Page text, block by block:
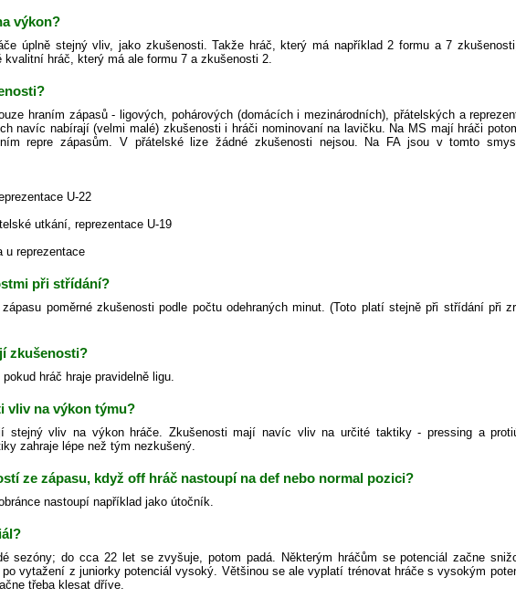
výkon?
úplně stejný vliv, jako zkušenosti. Takže hráč, který má například 2 formu a 7
hráč, který má ale formu 7 a zkušenosti 2.
hraním zápasů - ligových, pohárových (domácích i mezinárodních), přátelských a
navíc nabírají (velmi malé) zkušenosti i hráči nominovaní na lavičku. Na MS mají hráči
repre zápasům. V přátelské lize žádné zkušenosti nejsou. Na FA jsou v tomto
U-22
utkání, reprezentace U-19
u reprezentace
při střídání?
poměrné zkušenosti podle počtu odehraných minut. (Toto platí stejně při střídání při
zkušenosti?
hráč hraje pravidelně ligu.
vliv na výkon týmu?
stejný vliv na výkon hráče. Zkušenosti mají navíc vliv na určité taktiky - pressing a
zahraje lépe než tým nezkušený.
ze zápasu, když off hráč nastoupí na def nebo normal pozici?
nastoupí například jako útočník.
sezóny; do cca 22 let se zvyšuje, potom padá. Některým hráčům se potenciál začne
vytažení z juniorky potenciál vysoký. Většinou se ale vyplatí trénovat hráče s vysokým
třeba klesat dříve.